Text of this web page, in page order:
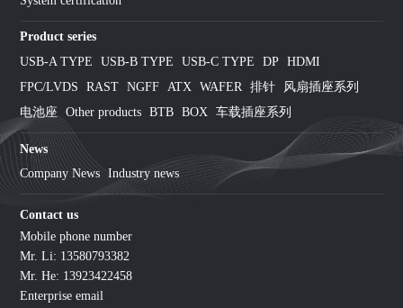
Product series
USB-A TYPE
USB-B TYPE USB-C TYPE DP HDMI
FPC/LVDS
RAST NGFF ATX WAFER 排针
风扇插座系列
电池座
Other products BTB BOX 车载插座系列
News
Company News Industry news
Contact us
Mobile phone number
Mr. Li: 13580793382
Mr. He: 13923422458
Enterprise email